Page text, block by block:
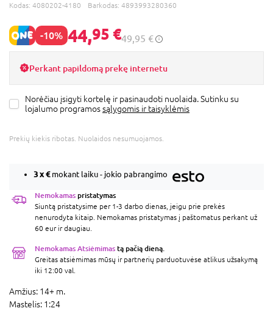
Kodas: 4080202-4180 Barkodas: 4893993280360
-10% 44,95 €49,95 €
Perkant papildomą prekę internetu
Norėčiau įsigyti kortelę ir pasinaudoti nuolaida. Sutinku su
lojalumo programossąlygomis ir taisyklėmis
Prekių kiekis ribotas. Nuolaidos nesumuojamos.
3 x€mokant laiku - jokio pabrangimo
Nemokamas pristatymas
Siuntą pristatysime per 1-3 darbo dienas, jeigu prie prekės
nenurodyta kitaip. Nemokamas pristatymas į paštomatus perkant už
60 eur ir daugiau.
Nemokamas Atsiėmimas tą pačią dieną.
Greitas atsiėmimas mūsų ir partnerių parduotuvėse atlikus užsakymą
iki 12:00 val.
Amžius: 14+ m.
Mastelis: 1:24